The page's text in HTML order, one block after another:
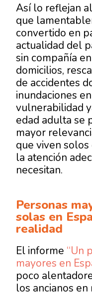
Así lo reflejan
que
convertido en
actualidad del
sin compañía
domicilios,
de accidentes
inundaciones
vulnerabilidad
edad adulta se
mayor
que viven solos
la atención
necesitan.
Personas
solas en
realidad
El informe “Un
mayores en
poco
los ancianos